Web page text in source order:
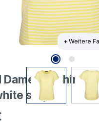
+ Weitere
Damen T-Shirt
stripe